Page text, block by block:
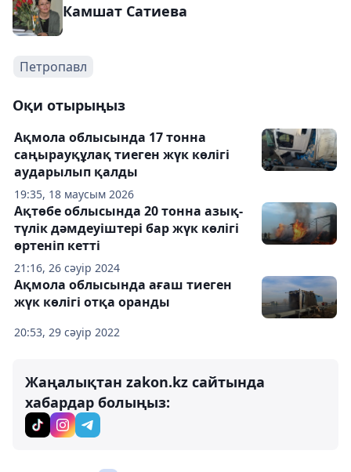
Камшат Сатиева
Петропавл
Оқи отырыңыз
19:35, 18 маусым 2026
Ақмола облысында 17 тонна
саңырауқұлақ тиеген жүк көлігі
аударылып қалды
21:16, 26 сәуір 2024
Ақтөбе облысында 20 тонна азық-
түлік дәмдеуіштері бар жүк көлігі
өртеніп кетті
20:53, 29 сәуір 2022
Ақмола облысында ағаш тиеген
жүк көлігі отқа оранды
Жаңалықтан zakon.kz сайтында
хабардар болыңыз: